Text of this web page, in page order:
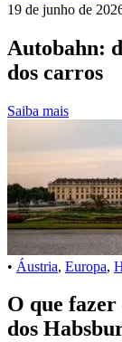
19 de junho de
Autobahn:
dos carros
Saiba mais
• Áustria, Europa,
O que
dos